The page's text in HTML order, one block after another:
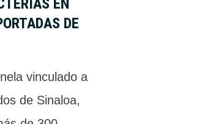
EN
DE
vinculado a
de Sinaloa,